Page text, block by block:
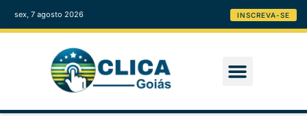
sex, 7 agosto 2026 INSCREVA-SE